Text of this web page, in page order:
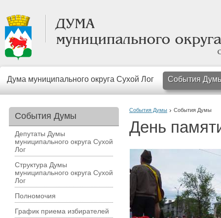
Дума муниципального округа Сухой Лог События
События Думы События Думы
День
События Думы
Депутаты Думы
муниципального округа Сухой
Лог
Структура Думы
муниципального округа Сухой
Лог
Полномочия
График приема избирателей